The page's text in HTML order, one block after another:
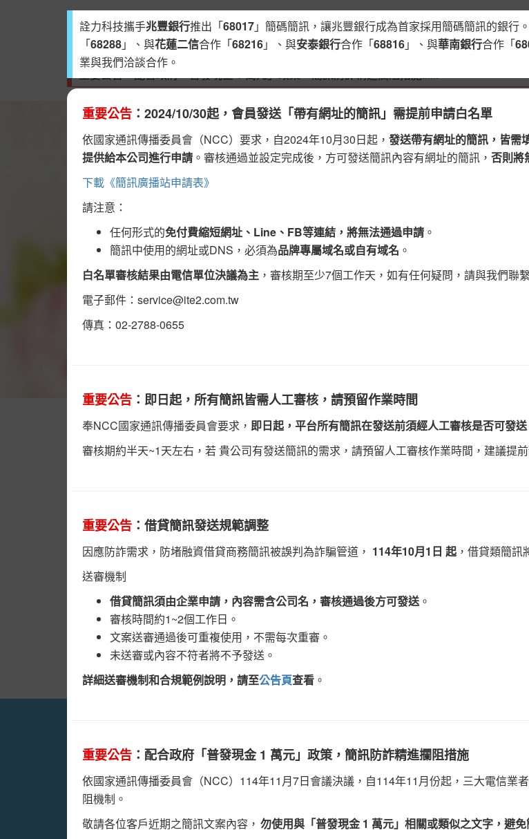
首頁 關於我們 如何發送行銷簡訊 簡訊完整指南 商用簡碼 反詐騙專
重要公告：配合政府「普發現金 1 萬元」政策，簡訊防詐精進攔阻措施......
10:15
週年慶特賣🎊 🎊 🎊
5/31前消費即享9折優惠，詳情請見官
網sms.ite2.com
可
最新消息
【簡訊廣播站】將於 5/23 23:00 至 5/24 07:00
能，造成不便敬請見諒。
重要公告
配合政府「普發現金 1 萬元」政策，簡訊防詐精進攔阻措施
依國家通訊傳播委員會（NCC）114年11月7日會議決議，自114年11月份起，三大電信業者
現金 1 萬元」相關之商業簡訊內啟動防詐精進攔阻機制。
敬請各位客戶近期之簡訊文案內容，勿使用與「普發現金 1 萬元」相關或類似之文字，避免簡
達。
因應主管機關針對借貸簡訊要求，即日起簡訊廣播站將依據下列規範過濾簡訊內容
簡訊內容包含中租/裕融/和潤及各銀行的貸款業務者：
需提供企業在職證明、授權證明或委託證明，佐證資料均需蓋中租/裕融/和潤及各銀行的
章，以示證明。
簡訊純屬民間借款者： 發送之簡訊內容，只能提及借款不能提到車貸/貸款/融資等字樣
簡訊行銷教學
詮力科技攜手兆豐銀行推出「68017」簡碼簡訊，讓兆豐銀行成為首家採用簡碼簡訊的銀行
「68288」、與花蓮二信合作「68216」、與安泰銀行合作「68816」、與華南銀行合作「
業與我們洽談合作。
重要公告 ：2024/10/30起，會員發送「帶有網址的簡訊」需提前申請白名單
依國家通訊傳播委員會（NCC）要求，自2024年10月30日起， 發送帶有網址的簡訊，皆需
提供給本公司進行申請 。審核通過並設定完成後，方可發送簡訊內容有網址的簡訊， 否則將
下載《簡訊廣播站申請表》
請注意：
任何形式的免付費縮短網址、Line、FB等連結，將無法通過申請 。
簡訊中使用的網址或DNS，必須為品牌專屬域名或自有域名 。
白名單審核結果由電信單位決議為主 ，審核期至少7個工作天，如有任何疑問，請與我們聯
電子郵件： service@ite2.com.tw
傳真：02-2788-0655
重要公告 ：即日起，所有簡訊皆需人工審核，請預留作業時間
奉NCC國家通訊傳播委員會要求， 即日起，平台所有簡訊在發送前須經人工審核是否可發
審核期約半天~1天左右，若 貴公司有發送簡訊的需求，請預留人工審核作業時間，建議提
重要公告 ：借貸簡訊發送規範調整
因應防詐需求，防堵融資借貸商務簡訊被誤判為詐騙管道， 114年10月1日 起，借貸類簡訊
送審機制
借貸簡訊須由企業申請，內容需含公司名，審核通過後方可發送。
審核時間約1~2個工作日。
文案送審通過後可重複使用，不需每次重審。
未送審或內容不符者將不予發送。
詳細送審機制和合規範例說明，請至公告頁查看 。
重要公告 ：配合政府「普發現金 1 萬元」政策，簡訊防詐精進攔阻措施
依國家通訊傳播委員會（NCC）114年11月7日會議決議，自114年11月份起，三大電信業
阻機制。
敬請各位客戶近期之簡訊文案內容， 勿使用與「普發現金 1 萬元」相關或類似之文字，避